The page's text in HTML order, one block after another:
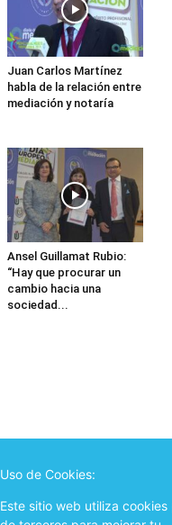
Juan Carlos Martínez
habla de la relación entre
mediación y notaría
Ansel Guillamat Rubio:
“Hay que procurar un
cambio hacia una
sociedad...
Uso de Cookies:
Este sitio web utiliza